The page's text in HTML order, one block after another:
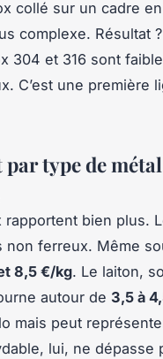
collé sur un cadre
complexe. Résultat
304 et 316 sont
C’est une première
type de métal
rapportent bien plus.
ferreux. Même
8,5 €/kg. Le laiton,
autour de 3,5 à
mais peut
lui, ne dépasse